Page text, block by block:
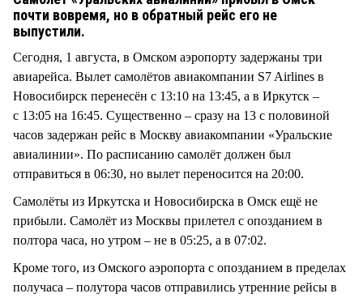
почти вовремя, но в обратный рейс его не
выпустили.
Сегодня, 1 августа, в Омском аэропорту задержаны три
авиарейса. Вылет самолётов авиакомпании S7 Airlines в
Новосибирск перенесён с 13:10 на 13:45, а в Иркутск –
с 13:05 на 16:45. Существенно – сразу на 13 с половиной
часов задержан рейс в Москву авиакомпании «Уральские
авиалинии». По расписанию самолёт должен был
отправиться в 06:30, но вылет переносится на 20:00.
Самолёты из Иркутска и Новосибирска в Омск ещё не
прибыли. Самолёт из Москвы прилетел с опозданием в
полтора часа, но утром – не в 05:25, а в 07:02.
Кроме того, из Омского аэропорта с опозданием в пределах
получаса – полутора часов отправились утренние рейсы в